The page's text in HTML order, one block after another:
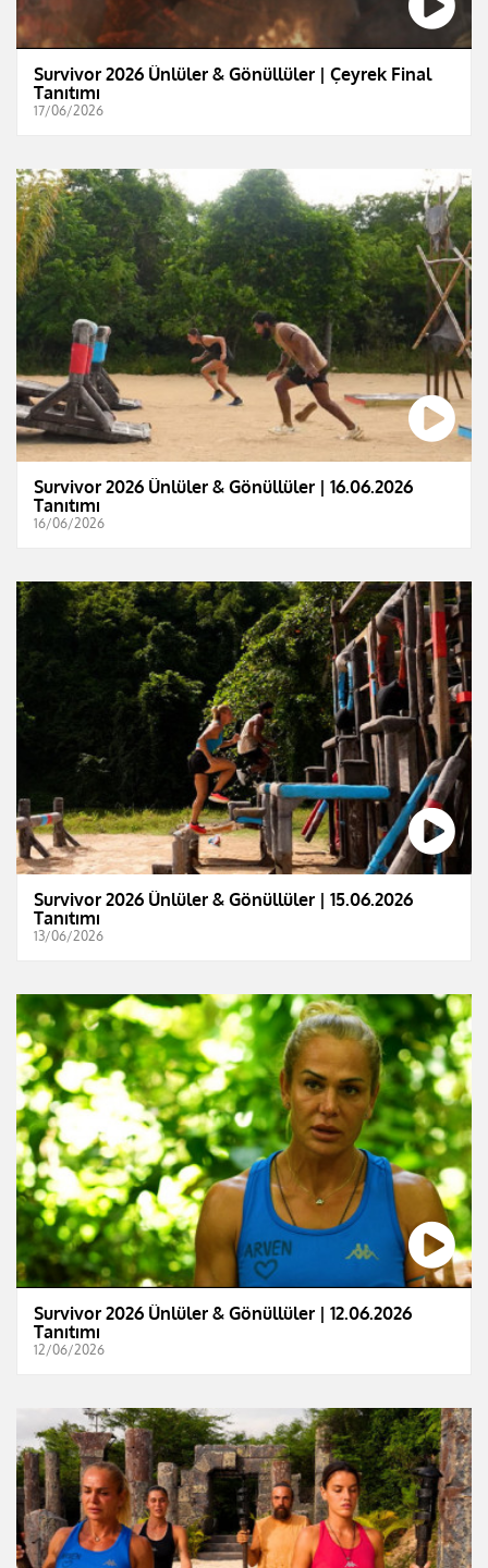
Survivor 2026 Ünlüler & Gönüllüler | Çeyrek Final
Tanıtımı
17/06/2026
Survivor 2026 Ünlüler & Gönüllüler | 16.06.2026
Tanıtımı
16/06/2026
Survivor 2026 Ünlüler & Gönüllüler | 15.06.2026
Tanıtımı
13/06/2026
Survivor 2026 Ünlüler & Gönüllüler | 12.06.2026
Tanıtımı
12/06/2026